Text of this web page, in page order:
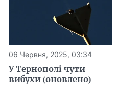
06 Червня, 2025, 03:34
У Тернополі чути
вибухи (оновлено)